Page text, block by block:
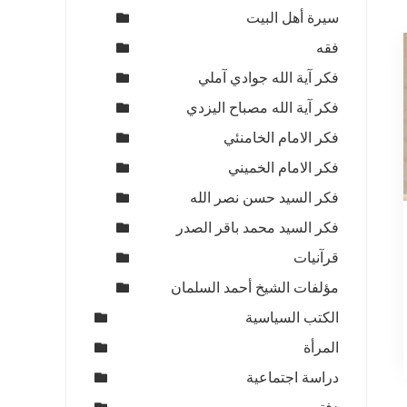
سيرة أهل البيت
فقه
فكر آية الله جوادي آملي
فكر آية الله مصباح اليزدي
فكر الامام الخامنئي
فكر الامام الخميني
فكر السيد حسن نصر الله
فكر السيد محمد باقر الصدر
قرآنيات
مؤلفات الشيخ أحمد السلمان
الكتب السياسية
المرأة
دراسة اجتماعية